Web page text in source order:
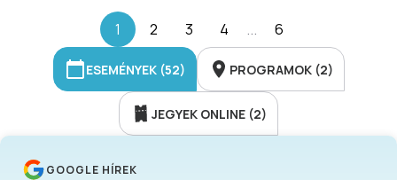
cigány- és nem cigány zenekarral és
külföldi fellépőkkel. A fesztivál
fókuszában az életöröm, a színek, a
magával ragadó ritmusok és a
közösségi élmény kap szerepet! A
rendezvény ingyenes!
1 2 3 4 ... 6
ESEMÉNYEK (52) PROGRAMOK (2)
JEGYEK ONLINE (2)
GOOGLE HÍREK